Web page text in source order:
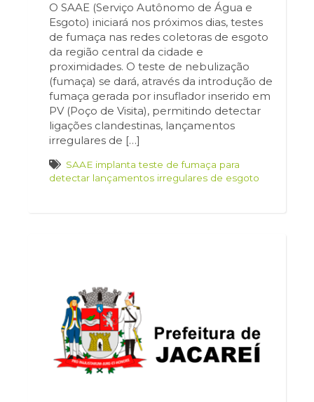
O SAAE (Serviço Autônomo de Água e
Esgoto) iniciará nos próximos dias, testes
de fumaça nas redes coletoras de esgoto
da região central da cidade e
proximidades. O teste de nebulização
(fumaça) se dará, através da introdução de
fumaça gerada por insuflador inserido em
PV (Poço de Visita), permitindo detectar
ligações clandestinas, lançamentos
irregulares de […]
SAAE implanta teste de fumaça para
detectar lançamentos irregulares de esgoto